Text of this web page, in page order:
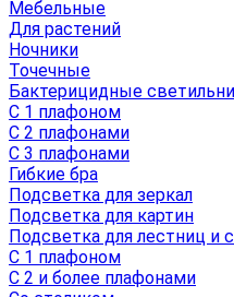
Мебельные
Для растений
Ночники
Точечные
Бактерицидные
С 1 плафоном
С 2 плафонами
С 3 плафонами
Гибкие бра
Подсветка для зеркал
Подсветка для картин
Подсветка для лестниц и
С 1 плафоном
С 2 и более плафонами